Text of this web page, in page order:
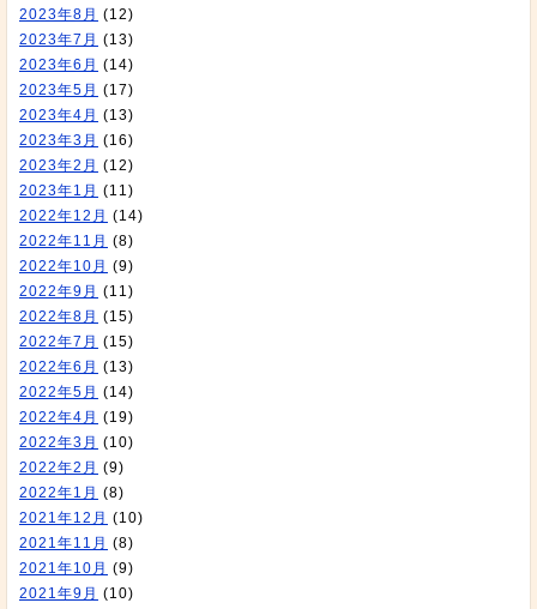
2023年8月 (12)
2023年7月 (13)
2023年6月 (14)
2023年5月 (17)
2023年4月 (13)
2023年3月 (16)
2023年2月 (12)
2023年1月 (11)
2022年12月 (14)
2022年11月 (8)
2022年10月 (9)
2022年9月 (11)
2022年8月 (15)
2022年7月 (15)
2022年6月 (13)
2022年5月 (14)
2022年4月 (19)
2022年3月 (10)
2022年2月 (9)
2022年1月 (8)
2021年12月 (10)
2021年11月 (8)
2021年10月 (9)
2021年9月 (10)